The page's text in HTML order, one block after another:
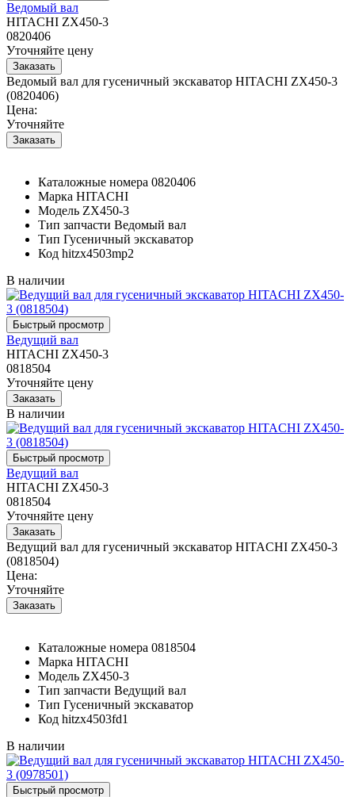
Ведомый вал
HITACHI ZX450-3
0820406
Уточняйте цену
Ведомый вал для гусеничный экскаватор HITACHI ZX450-3
(0820406)
Цена:
Уточняйте
Каталожные номера 0820406
Марка HITACHI
Модель ZX450-3
Тип запчасти Ведомый вал
Тип Гусеничный экскаватор
Код hitzx4503mp2
В наличии
Ведущий вал
HITACHI ZX450-3
0818504
Уточняйте цену
В наличии
Ведущий вал
HITACHI ZX450-3
0818504
Уточняйте цену
Ведущий вал для гусеничный экскаватор HITACHI ZX450-3
(0818504)
Цена:
Уточняйте
Каталожные номера 0818504
Марка HITACHI
Модель ZX450-3
Тип запчасти Ведущий вал
Тип Гусеничный экскаватор
Код hitzx4503fd1
В наличии